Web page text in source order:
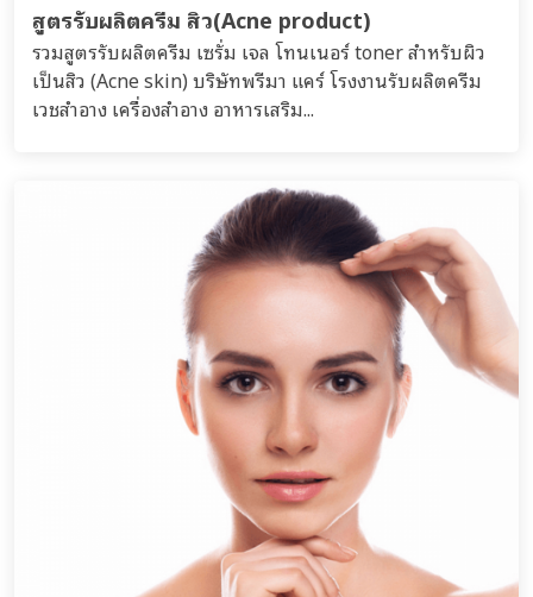
สูตรรับผลิตครีม สิว(Acne product)
รวมสูตรรับผลิตครีม เซรั่ม เจล โทนเนอร์ toner สำหรับผิว
เป็นสิว (Acne skin) บริษัทพรีมา แคร์ โรงงานรับผลิตครีม
เวชสำอาง เครื่องสำอาง อาหารเสริม...